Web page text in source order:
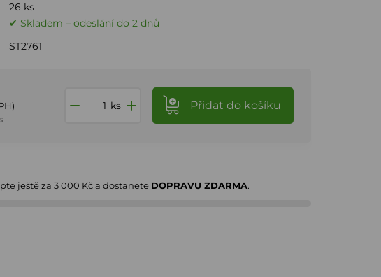
26 ks
✔ Skladem – odeslání do 2 dnů
ST2761
ks Přidat do košíku
ještě za 3 000 Kča dostanete DOPRAVU ZDARMA.